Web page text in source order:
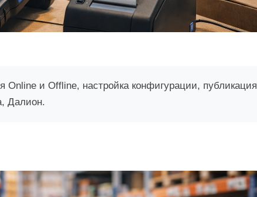
Online и Offline, настройка конфигурации, публикация
Далион.